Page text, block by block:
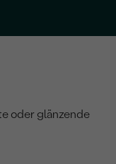
oder glänzende